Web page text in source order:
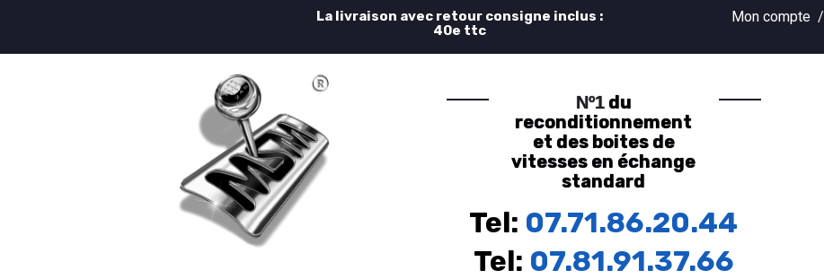
La livraison avec retour consigne inclus :
40e ttc
Mon compte /
Nº1du
reconditionnement
et des boites de
vitesses en échange
standard
Tel: 07.71.86.20.44
Tel: 07.81.91.37.66